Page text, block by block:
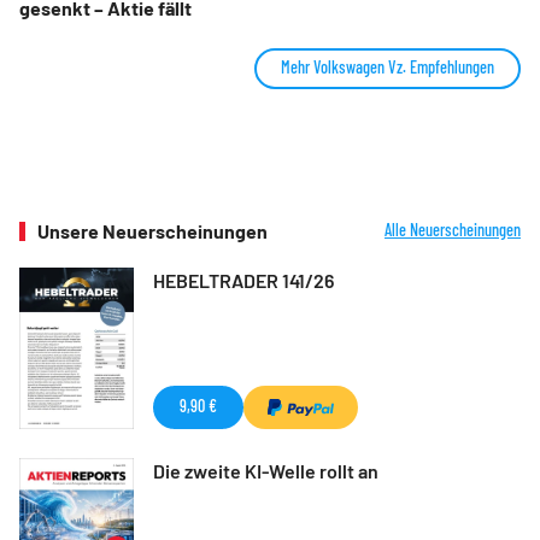
gesenkt – Aktie fällt
Mehr Volkswagen Vz. Empfehlungen
Unsere Neuerscheinungen Alle Neuerscheinungen
HEBELTRADER 141/26
9,90 €
Die zweite KI-Welle rollt an